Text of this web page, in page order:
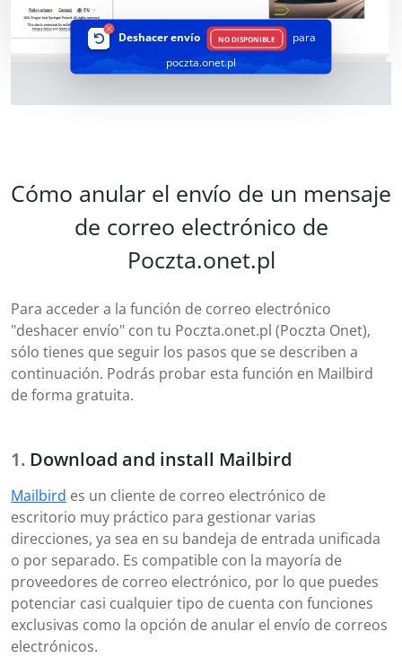
Deshacer envío NO DISPONIBLE
para
poczta.onet.pl
Cómo anular el envío de un mensaje
de correo electrónico de
Poczta.onet.pl
Para acceder a la función de correo electrónico
"deshacer envío" con tu Poczta.onet.pl (Poczta Onet),
sólo tienes que seguir los pasos que se describen a
continuación. Podrás probar esta función en Mailbird
de forma gratuita.
Download and install Mailbird
Mailbird es un cliente de correo electrónico de
escritorio muy práctico para gestionar varias
direcciones, ya sea en su bandeja de entrada unificada
o por separado. Es compatible con la mayoría de
proveedores de correo electrónico, por lo que puedes
potenciar casi cualquier tipo de cuenta con funciones
exclusivas como la opción de anular el envío de correos
electrónicos.